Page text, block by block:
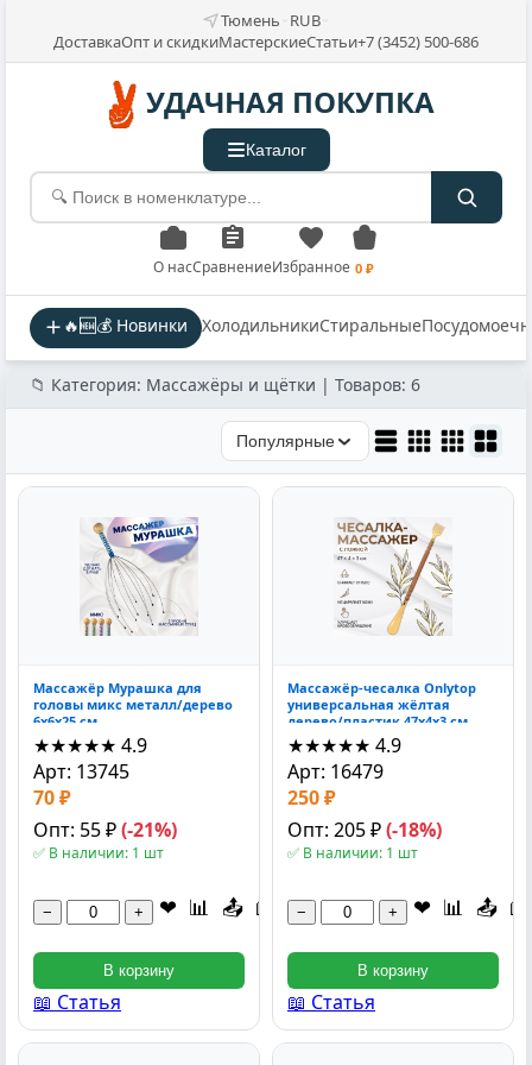
Тюмень RUB
ДоставкаОпт и скидкиМастерскиеСтатьи+7 (3452) 500-686
УДАЧНАЯ ПОКУПКА
Каталог
О насСравнениеИзбранное 0 ₽
🔥🆕💰 Новинки ХолодильникиСтиральные
📁 Категория: Массажёры и щётки | Товаров: 6
Популярные
Массажёр Мурашка для
головы микс металл/дерево
6x6x25 см
★★★★★ 4.9
Арт: 13745
70 ₽
Опт: 55 ₽(-21%)
✅ В наличии: 1 шт
− + ❤ 📊 📤 📖
В корзину
📖 Статья
Массажёр-чесалка Onlytop
универсальная жёлтая
дерево/пластик 47x4x3 см
★★★★★ 4.9
Арт: 16479
250 ₽
Опт: 205 ₽(-18%)
✅ В наличии: 1 шт
− + ❤ 📊 📤 📖
В корзину
📖 Статья